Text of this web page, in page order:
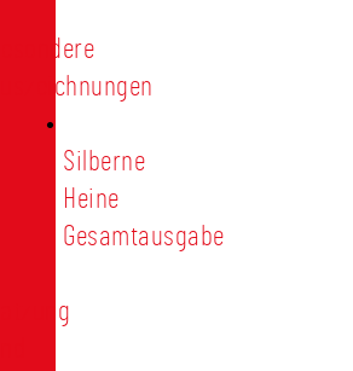
Besondere
Auszeichnungen
Silberne
Heine
Gesamtausgabe
Satzung